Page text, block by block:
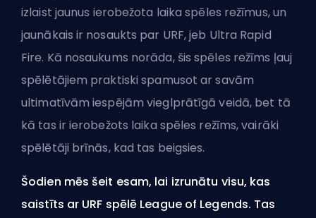
izlaist jaunus ierobežota laika spēles režīmus, un
jaunākais ir nosaukts par URF, jeb Ultra Rapid
Fire. Kā nosaukums norāda, šis spēles režīms ļauj
spēlētājiem praktiski spamusot ar savām
ultimatīvām iespējām vieglprātīgā veidā, bet tā
kā tas ir ierobežots laika spēles režīms, vairāki
spēlētāji brīnās, kad tas beigsies.
Šodien mēs šeit esam, lai izrunātu visu, kas
saistīts ar URF spēlē League of Legends. Tas